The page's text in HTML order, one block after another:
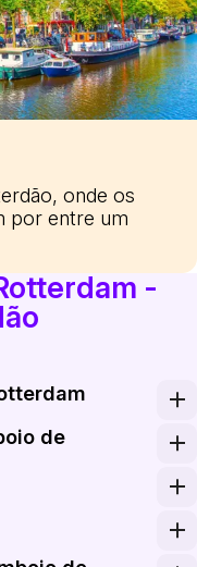
onde os
por entre um
-
Amesterdão
de
rápidos demoram
circular até 160